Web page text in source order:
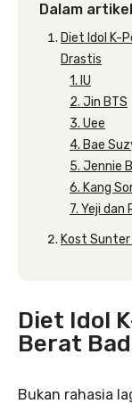
Dalam
Diet Idol K-
Drastis
1. IU
2. Jin BTS
3. Uee
4. Bae
5. Jennie
6. Kang
7. Yeji dan
Kost
Diet Idol
Berat
Bukan rahasia